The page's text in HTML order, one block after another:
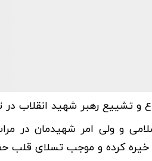
و تشییع رهبر شهید انقلاب
اسلامی‌ و ولی امر شهیدمان
خیره کرده و موجب تسلای قلب